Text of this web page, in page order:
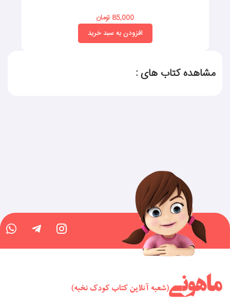
85,000 تومان
افزودن به سبد خرید
مشاهده کتاب های :